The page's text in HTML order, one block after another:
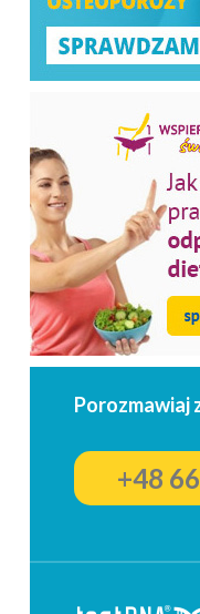
Porozmawiaj
+48